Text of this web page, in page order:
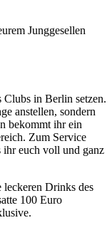
Junggesellen
Clubs in Berlin setzen.
anstellen, sondern
bekommt ihr ein
Zum Service
ihr euch voll und ganz
leckeren Drinks des
100 Euro